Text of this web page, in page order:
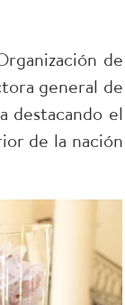
de
general de
destacando el
de la nación